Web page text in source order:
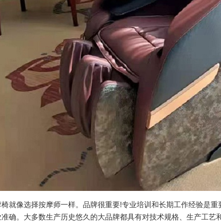
就像选择按摩师一样。品牌很重要!专业培训和长期工作经验是
确。大多数生产历史悠久的大品牌都具有对技术规格、生产工